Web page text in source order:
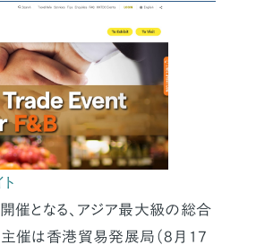
となる、アジア最大級の総合
主催は香港貿易発展局（8月17